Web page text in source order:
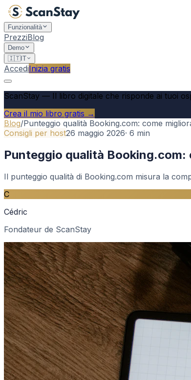
Funzionalità
PrezziBlog
Demo
🇮🇹IT
AccediInizia gratis
ScanStay — Il libro digitale che risponde ai tuoi
Crea il mio libro gratis →
Blog/Punteggio qualità Booking.com: come
Consigli per host26 maggio 2026· 6 min
Punteggio qualità
Il punteggio qualità di Booking.com misura la
C
Cédric
Fondateur de ScanStay